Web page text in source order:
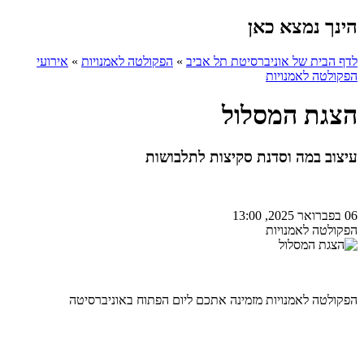
הינך נמצא כאן
לדף הבית של אוניברסיטת תל אביב » הפקולטה לאמנויות » אירועי
הפקולטה לאמנויות
הצגת המסלול
עיצוב במה וסדנת סקיצות לתלבושות
06 בפברואר 2025, 13:00
הפקולטה לאמנויות
הפקולטה לאמנויות מזמינה אתכם ליום הפתוח באוניברסיטה